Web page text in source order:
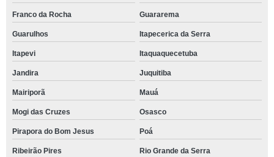
Franco da Rocha Guararema
Guarulhos Itapecerica da Serra
Itapevi Itaquaquecetuba
Jandira Juquitiba
Mairiporã Mauá
Mogi das Cruzes Osasco
Pirapora do Bom Jesus Poá
Ribeirão Pires Rio Grande da Serra